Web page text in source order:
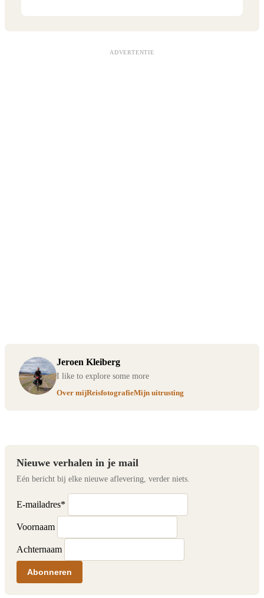
ADVERTENTIE
Jeroen Kleiberg
I like to explore some more
Over mijReisfotografieMijn uitrusting
Nieuwe verhalen in je mail
Eén bericht bij elke nieuwe aflevering, verder niets.
E-mailadres*
Voornaam
Achternaam
Abonneren